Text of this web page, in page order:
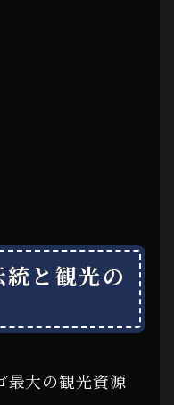
統と観光の
最大の観光資源